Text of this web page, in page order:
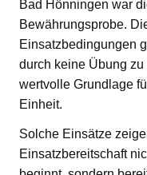
Bad Hönningen war
Bewährungsprobe.
Einsatzbedingungen
durch keine Übung
wertvolle Grundlage
Einheit.
Solche Einsätze
Einsatzbereitschaft